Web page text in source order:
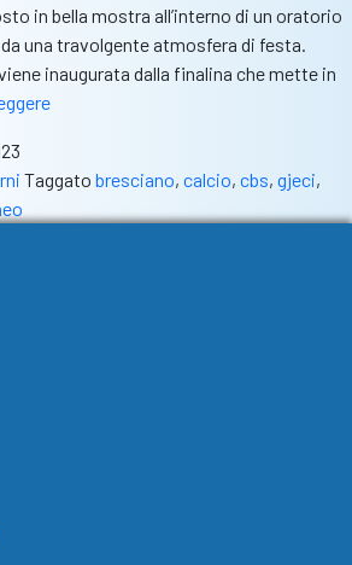
in bella mostra all’interno di un oratorio
una travolgente atmosfera di festa.
inaugurata dalla finalina che mette in
Remax
regina
a
Taggato bresciano, calcio, cbs, gjeci,